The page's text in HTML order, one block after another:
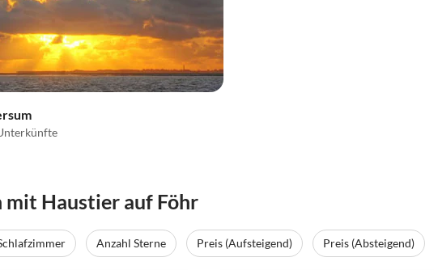
Haustier auf Föhr
Anzahl Sterne Preis (Aufsteigend)
Preis (Absteigend)
Top-Inserat Top-Inserat